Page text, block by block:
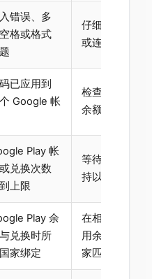
错误、多
格或格式
仔细复制代码
或连字符。
已应用到
Google 帐
检查你兑换该
余额。
Play 帐
兑换次数
上限
等待后再试或
持以了解帐户
Play 余
兑换时所
家绑定
在相同的
用余额。购买
家匹配的卡。